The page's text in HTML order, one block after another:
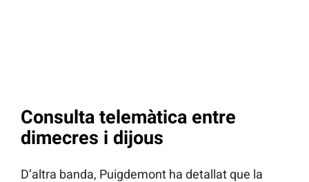
Consulta telemàtica entre
dimecres i dijous
D’altra banda, Puigdemont ha detallat que la